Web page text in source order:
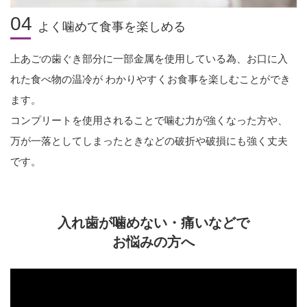
04 よく噛めて食事を楽しめる
上あごの歯ぐき部分に一部金属を使用している為、お口に入
れた食べ物の温冷が わかりやすくお食事を楽しむことができ
ます。
コンプリートを使用されることで噛む力が強くなった方や、
万が一落としてしまったときなどの破折や破損にも強く丈夫
です。
入れ歯が噛めない・痛いなどで
お悩みの方へ